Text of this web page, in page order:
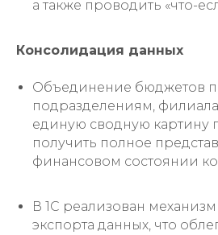
а также проводить «что-
Консолидация данных
Объединение бюджетов
подразделениям,
единую сводную картину
получить полное
финансовом состоянии
В 1С реализован
экспорта данных, что